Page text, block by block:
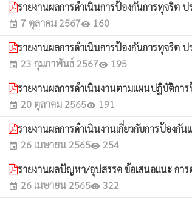
รายงานผลการดำเนินการป้องกันการทุจริต
event 7 ตุลาคม 2567visibility 160
รายงานผลการดำเนินการป้องกันการทุจริต
event 23 กุมภาพันธ์ 2567visibility 195
รายงานผลการดำเนินงานตามแผนปฏิบัติกา
event 20 ตุลาคม 2565visibility 191
รายงานผลการดำเนินงานเกี่ยวกับการป้อง
event 26 เมษายน 2565visibility 254
รายงานผลปัญหา/อุปสรรค ข้อเสนอแนะ กา
event 26 เมษายน 2565visibility 322